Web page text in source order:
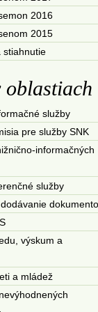
2016
2015
stiahnutie
oblastiach
služby
pre služby SNK
informačných
služby
výskum a
a mládež